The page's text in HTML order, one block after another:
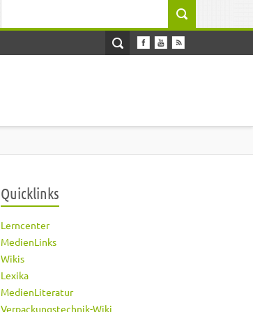
Quicklinks
Lerncenter
MedienLinks
Wikis
Lexika
MedienLiteratur
Verpackungstechnik-Wiki